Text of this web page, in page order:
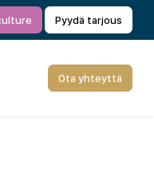
Pyydä tarjous
Ota yhteyttä